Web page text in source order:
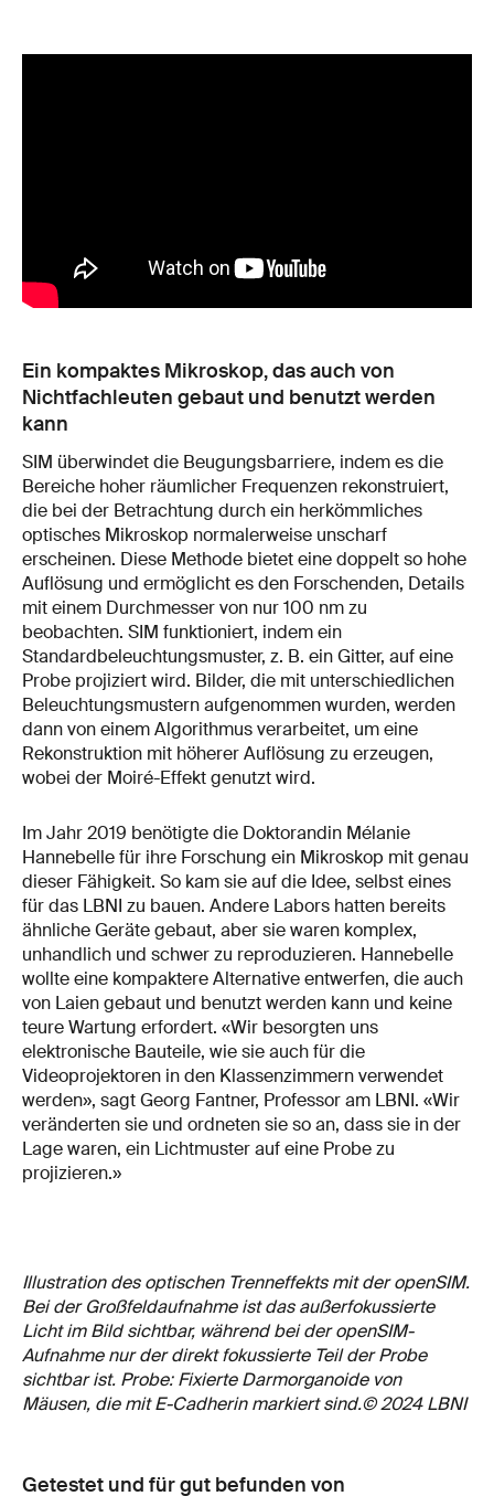
Ein kompaktes Mikroskop, das auch von
Nichtfachleuten gebaut und benutzt werden
kann
SIM überwindet die Beugungsbarriere, indem es die
Bereiche hoher räumlicher Frequenzen rekonstruiert,
die bei der Betrachtung durch ein herkömmliches
optisches Mikroskop normalerweise unscharf
erscheinen. Diese Methode bietet eine doppelt so hohe
Auflösung und ermöglicht es den Forschenden, Details
mit einem Durchmesser von nur 100 nm zu
beobachten. SIM funktioniert, indem ein
Standardbeleuchtungsmuster, z. B. ein Gitter, auf eine
Probe projiziert wird. Bilder, die mit unterschiedlichen
Beleuchtungsmustern aufgenommen wurden, werden
dann von einem Algorithmus verarbeitet, um eine
Rekonstruktion mit höherer Auflösung zu erzeugen,
wobei der Moiré-Effekt genutzt wird.
Im Jahr 2019 benötigte die Doktorandin Mélanie
Hannebelle für ihre Forschung ein Mikroskop mit genau
dieser Fähigkeit. So kam sie auf die Idee, selbst eines
für das LBNI zu bauen. Andere Labors hatten bereits
ähnliche Geräte gebaut, aber sie waren komplex,
unhandlich und schwer zu reproduzieren. Hannebelle
wollte eine kompaktere Alternative entwerfen, die auch
von Laien gebaut und benutzt werden kann und keine
teure Wartung erfordert. «Wir besorgten uns
elektronische Bauteile, wie sie auch für die
Videoprojektoren in den Klassenzimmern verwendet
werden», sagt Georg Fantner, Professor am LBNI. «Wir
veränderten sie und ordneten sie so an, dass sie in der
Lage waren, ein Lichtmuster auf eine Probe zu
projizieren.»
Illustration des optischen Trenneffekts mit der openSIM.
Bei der Großfeldaufnahme ist das außerfokussierte
Licht im Bild sichtbar, während bei der openSIM-
Aufnahme nur der direkt fokussierte Teil der Probe
sichtbar ist. Probe: Fixierte Darmorganoide von
Mäusen, die mit E-Cadherin markiert sind.© 2024 LBNI
Getestet und für gut befunden von